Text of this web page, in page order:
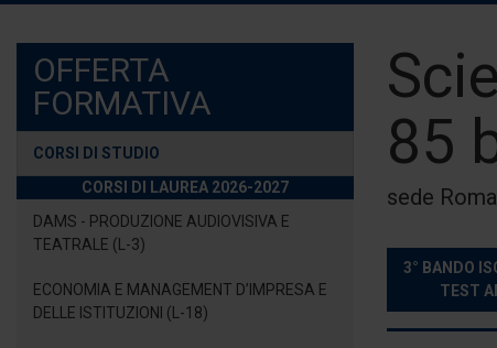
OFFERTA
FORMATIVA
CORSI DI STUDIO
CORSI DI LAUREA 2026-2027
DAMS - PRODUZIONE AUDIOVISIVA E
TEATRALE (L-3)
ECONOMIA E MANAGEMENT D’IMPRESA E
DELLE ISTITUZIONI (L-18)
85
sede Roma
3° BANDO
TEST